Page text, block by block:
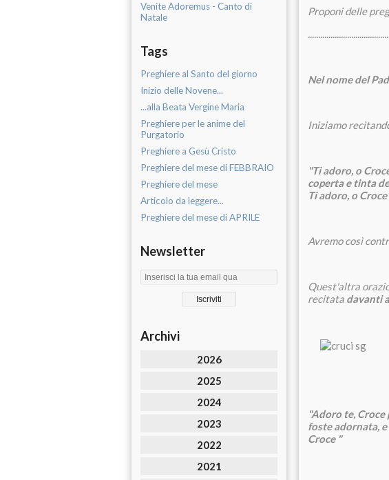
Venite Adoremus - Canto di
Natale
Tags
Preghiere al Santo del giorno
Inizio delle Novene...
...alla Beata Vergine Maria
Preghiere per le anime del
Purgatorio
Preghiere a Gesù Cristo
Preghiere del mese di FEBBRAIO
Preghiere del mese
Articolo da leggere...
Preghiere del mese di APRILE
Newsletter
Archivi
2026
2025
2024
2023
2022
2021
Proponi delle
Nel nome del
Iniziamo
"Ti adoro, o
coperta e tinta
Ti adoro, o
Avremo così
Quest'altra
recitata davanti
"Adoro te,
foste adornata,
Croce "